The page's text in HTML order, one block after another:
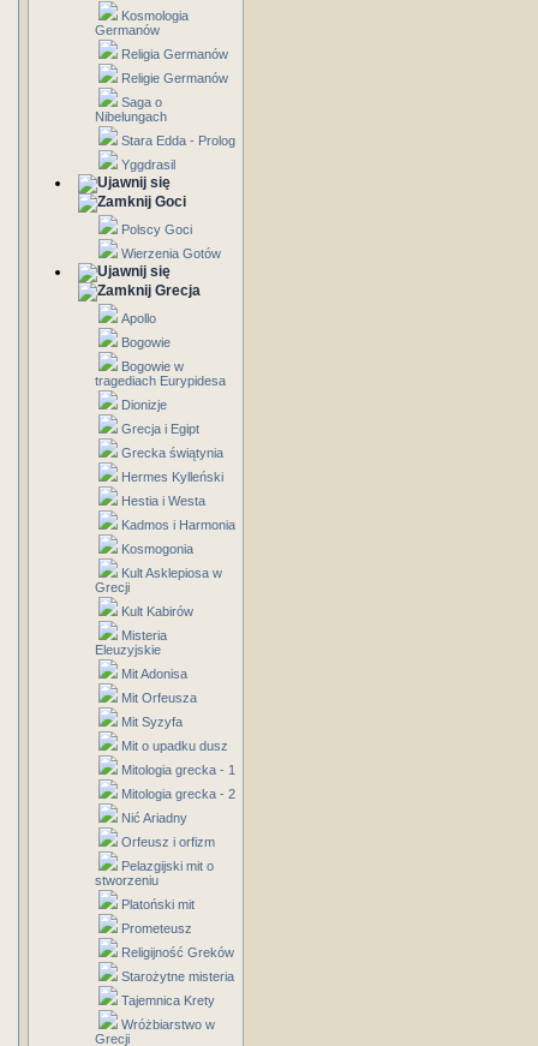
Kosmologia
Germanów
Religia Germanów
Religie Germanów
Saga o
Nibelungach
Stara Edda - Prolog
Yggdrasil
Goci
Polscy Goci
Wierzenia Gotów
Grecja
Apollo
Bogowie
Bogowie w
tragediach Eurypidesa
Dionizje
Grecja i Egipt
Grecka świątynia
Hermes Kylleński
Hestia i Westa
Kadmos i Harmonia
Kosmogonia
Kult Asklepiosa w
Grecji
Kult Kabirów
Misteria
Eleuzyjskie
Mit Adonisa
Mit Orfeusza
Mit Syzyfa
Mit o upadku dusz
Mitologia grecka - 1
Mitologia grecka - 2
Nić Ariadny
Orfeusz i orfizm
Pelazgijski mit o
stworzeniu
Platoński mit
Prometeusz
Religijność Greków
Starożytne misteria
Tajemnica Krety
Wróżbiarstwo w
Grecji